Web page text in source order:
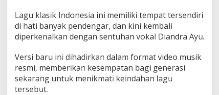
a
w
a
a
n
D
i
Lagu klasik Indonesia ini memiliki tempat tersendiri
di hati banyak pendengar, dan kini kembali
diperkenalkan dengan sentuhan vokal Diandra Ayu.
Versi baru ini dihadirkan dalam format video musik
resmi, memberikan kesempatan bagi generasi
sekarang untuk menikmati keindahan lagu
tersebut.